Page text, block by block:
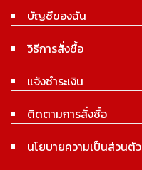
บัญชีของฉัน
วิธีการสั่งซื้อ
แจ้งชำระเงิน
ติดตามการสั่งซื้อ
นโยบายความเป็นส่วนตัว